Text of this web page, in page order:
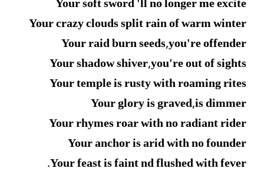
Your soft sword 'll no longer me excite
Your crazy clouds split rain of warm winter
Your raid burn seeds,you're offender
Your shadow shiver,you're out of sights
Your temple is rusty with roaming rites
Your glory is graved,is dimmer
Your rhymes roar with no radiant rider
Your anchor is arid with no founder
Your feast is faint nd flushed with fever.